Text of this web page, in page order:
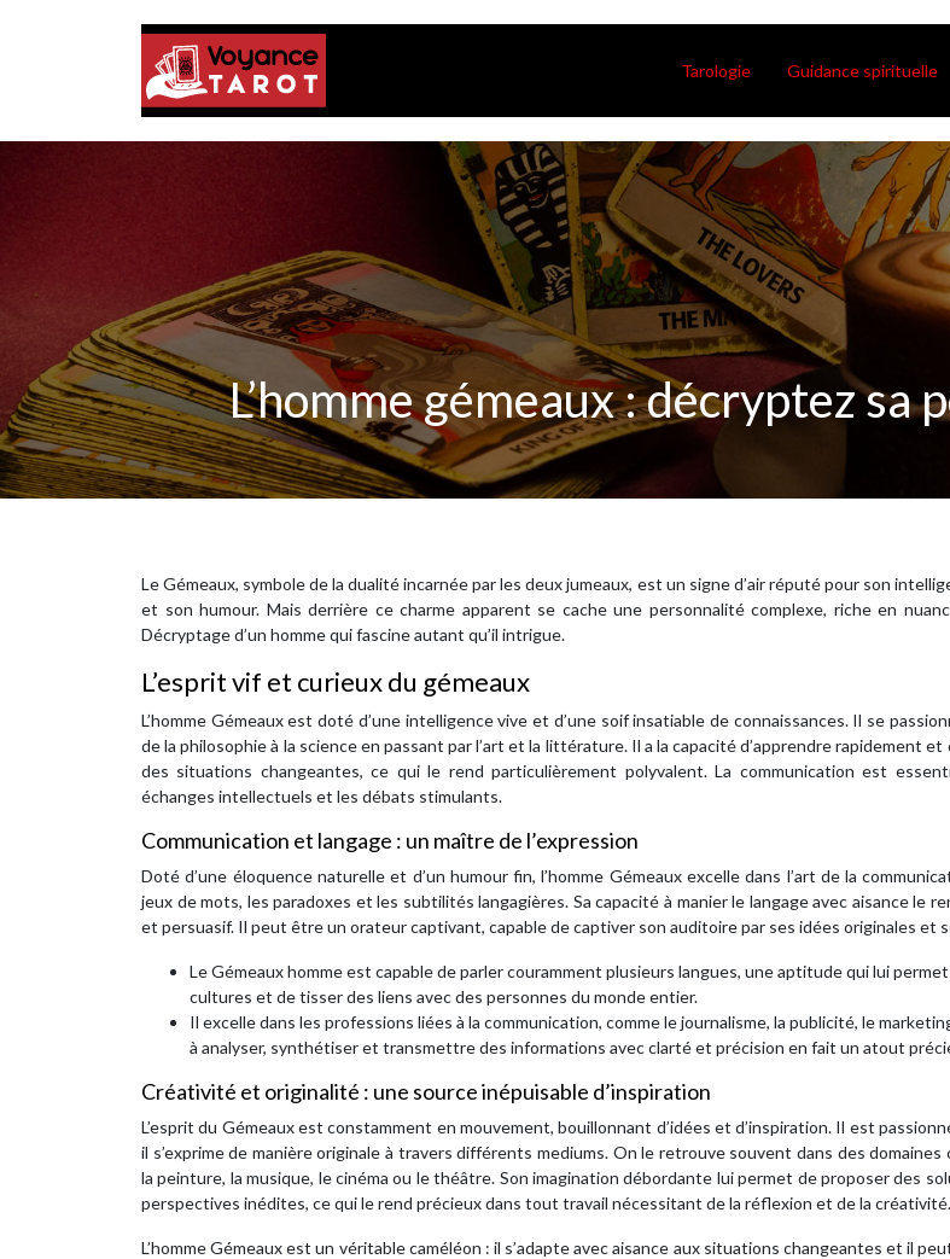
Tarologie Guidance spirituelle
L’homme gémeaux : décryptez sa
Le Gémeaux, symbole de la dualité incarnée par les deux jumeaux, est un signe d’air réputé pour son
et son humour. Mais derrière ce charme apparent se cache une personnalité complexe, riche en
Décryptage d’un homme qui fascine autant qu’il intrigue.
L’esprit vif et curieux du gémeaux
L’homme Gémeaux est doté d’une intelligence vive et d’une soif insatiable de connaissances. Il se
de la philosophie à la science en passant par l’art et la littérature. Il a la capacité d’apprendre rapidement et
des situations changeantes, ce qui le rend particulièrement polyvalent. La communication est
échanges intellectuels et les débats stimulants.
Communication et langage : un maître de l’expression
Doté d’une éloquence naturelle et d’un humour fin, l’homme Gémeaux excelle dans l’art de la
jeux de mots, les paradoxes et les subtilités langagières. Sa capacité à manier le langage avec aisance le
et persuasif. Il peut être un orateur captivant, capable de captiver son auditoire par ses idées originales et
Le Gémeaux homme est capable de parler couramment plusieurs langues, une aptitude qui lui permet
cultures et de tisser des liens avec des personnes du monde entier.
Il excelle dans les professions liées à la communication, comme le journalisme, la publicité, le
à analyser, synthétiser et transmettre des informations avec clarté et précision en fait un atout
Créativité et originalité : une source inépuisable d’inspiration
L’esprit du Gémeaux est constamment en mouvement, bouillonnant d’idées et d’inspiration. Il est
il s’exprime de manière originale à travers différents mediums. On le retrouve souvent dans des domaines
la peinture, la musique, le cinéma ou le théâtre. Son imagination débordante lui permet de proposer des
perspectives inédites, ce qui le rend précieux dans tout travail nécessitant de la réflexion et de la créativité.
L’homme Gémeaux est un véritable caméléon : il s’adapte avec aisance aux situations changeantes et il